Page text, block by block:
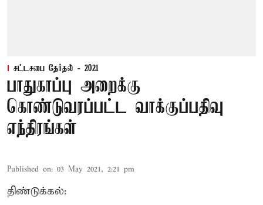
சட்டசபை தேர்தல் - 2021
பாதுகாப்பு அறைக்கு
கொண்டுவரப்பட்ட வாக்குப்பதிவு
எந்திரங்கள்
Published on: 03 May 2021, 2:21 pm
திண்டுக்கல்: